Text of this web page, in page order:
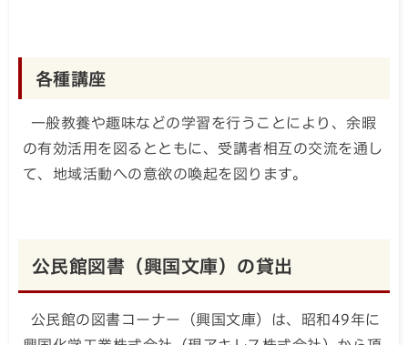
各種講座
一般教養や趣味などの学習を行うことにより、余暇
の有効活用を図るとともに、受講者相互の交流を通し
て、地域活動への意欲の喚起を図ります。
公民館図書（興国文庫）の貸出
公民館の図書コーナー（興国文庫）は、昭和49年に